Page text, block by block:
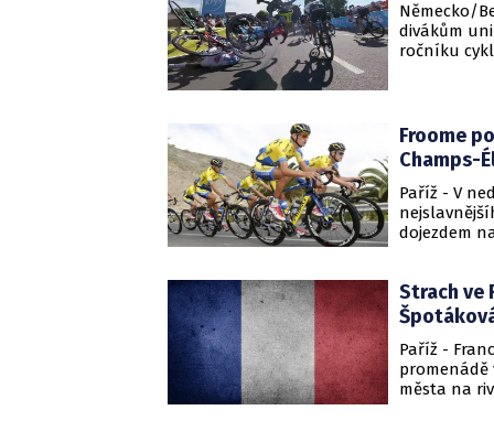
Německo/
divákům
ročníku
Froome
Champs-
Paříž - V
dojezdem
závěrečné
šampiona a
pokoušel
nakonec
Strach ve
Paříž -
promenádě
města na